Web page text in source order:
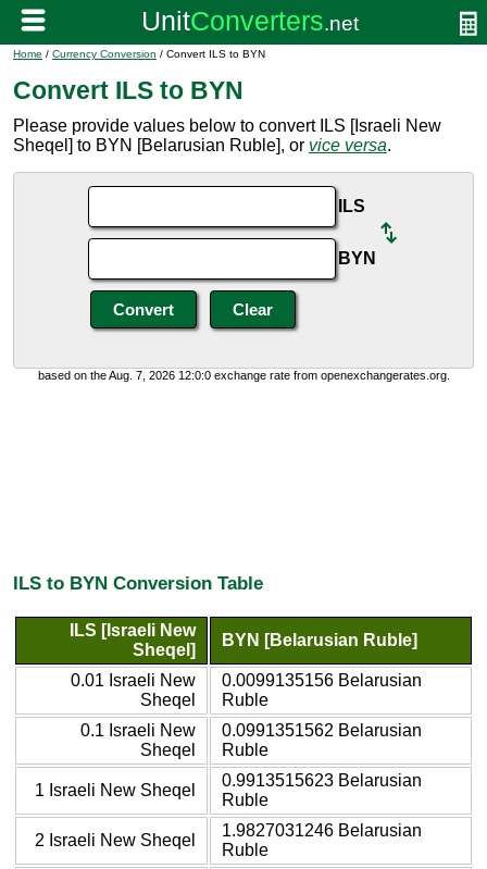
Home / Currency Conversion / Convert ILS to BYN
Convert ILS to BYN
Please provide values below to convert ILS [Israeli New
Sheqel] to BYN [Belarusian Ruble], or vice versa.
ILS
BYN
based on the Aug. 7, 2026 12:0:0 exchange rate from openexchangerates.org.
ILS to BYN Conversion Table
ILS [Israeli New
Sheqel]
BYN [Belarusian Ruble]
0.01 Israeli New
Sheqel
0.0099135156 Belarusian
Ruble
0.1 Israeli New
Sheqel
0.0991351562 Belarusian
Ruble
1 Israeli New Sheqel
0.9913515623 Belarusian
Ruble
2 Israeli New Sheqel
1.9827031246 Belarusian
Ruble